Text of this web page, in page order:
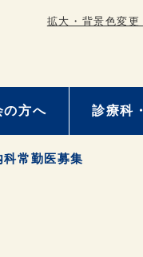
拡大・背景色変
の方へ 診療科
科常勤医募集